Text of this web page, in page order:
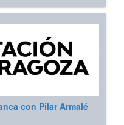
con Pilar Armalé